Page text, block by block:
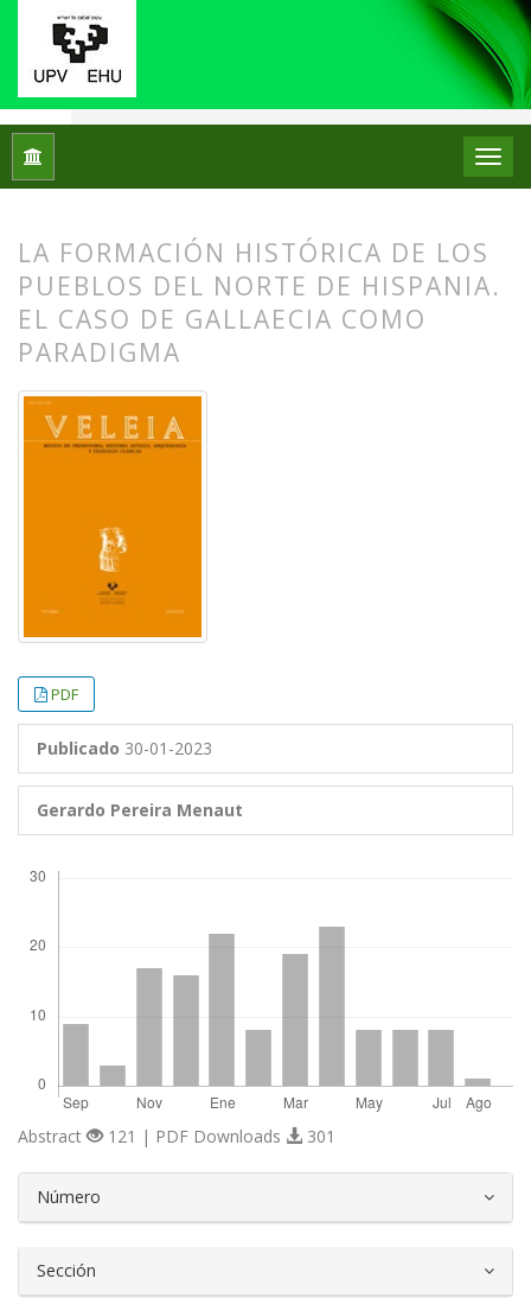
Inicio
LA FORMACIÓN HISTÓRICA DE LOS
PUEBLOS DEL NORTE DE HISPANIA.
EL CASO DE GALLAECIA COMO
PARADIGMA
PDF
Publicado 30-01-2023
Gerardo Pereira Menaut
Abstract 121 | PDF Downloads 301
Número
Sección